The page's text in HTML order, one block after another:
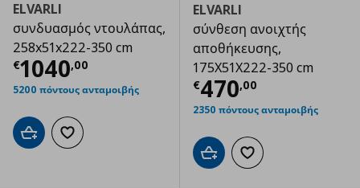
ELVARLI
συνδυασμός ντουλάπας,
258x51x222-350 cm
€1040,00
Τρέχουσα τιμή € 1040,00
5200 πόντους ανταμοιβής
Προσθήκη στο καλάθι
Προσθήκη στα αγαπημένα
ELVARLI
σύνθεση ανοιχτής
αποθήκευσης,
175X51X222-350 cm
€470,00
Τρέχουσα
2350 πόντους ανταμοιβής
Προσθήκη στο καλάθι
Προσθήκη στα